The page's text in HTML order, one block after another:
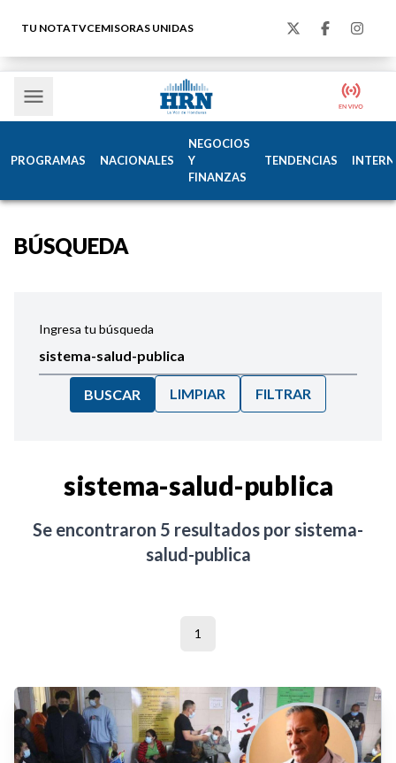
TU NOTATVCEMISORAS UNIDAS
PROGRAMAS NACIONALES
NEGOCIOS
Y
FINANZAS
TENDENCIAS
BÚSQUEDA
Ingresa tu búsqueda
BUSCAR LIMPIAR FILTRAR
sistema-salud-publica
Se encontraron 5 resultados por sistema-
salud-publica
1